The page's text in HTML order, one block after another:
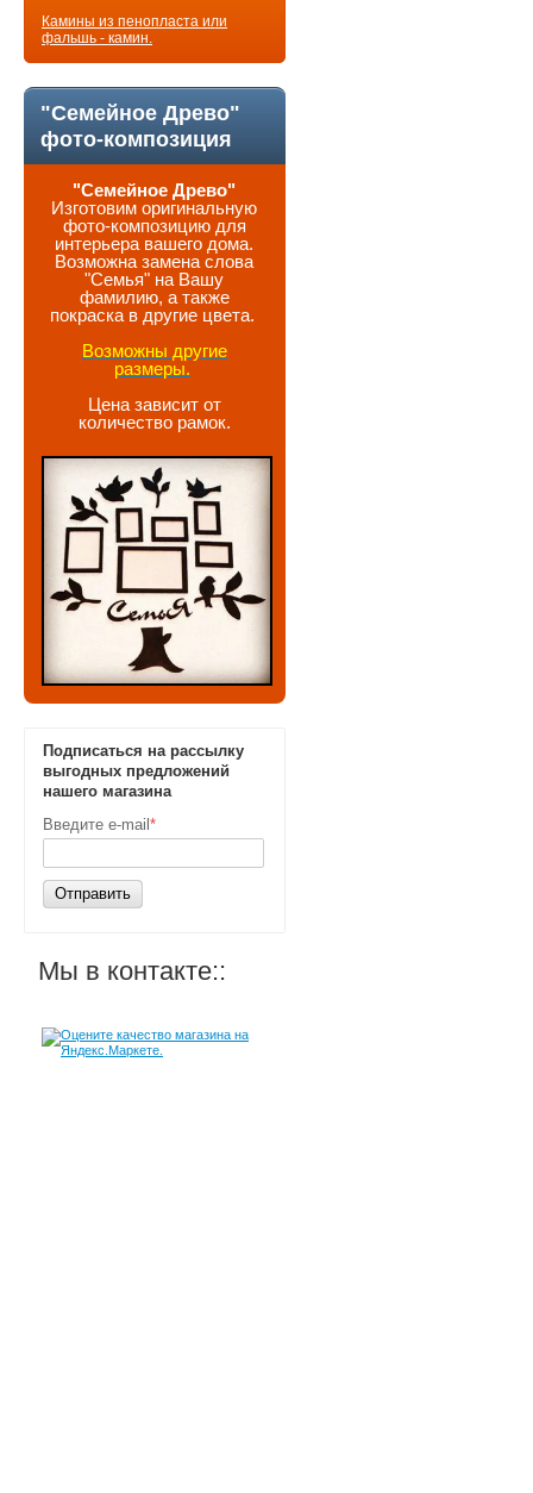
Камины из пенопласта или
фальшь - камин.
"Семейное Древо"
фото-композиция
"Семейное Древо"
Изготовим оригинальную
фото-композицию для
интерьера вашего дома.
Возможна замена слова
"Семья" на Вашу
фамилию, а также
покраска в другие цвета.
Возможны другие
размеры.
Цена зависит от
количество рамок.
Подписаться на рассылку
выгодных предложений
нашего магазина
Введите e-mail *
Отправить
Мы в контакте::